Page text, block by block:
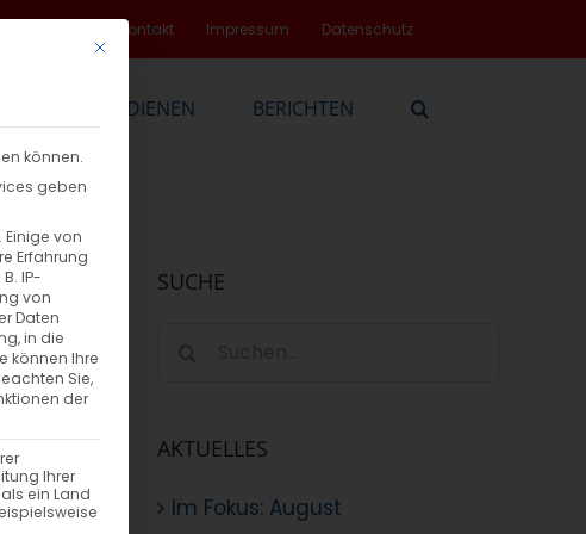
Kontakt Impressum Datenschutz
DIENEN BERICHTEN
Vor
SUCHE
AKTUELLES
Im Fokus: August
Mit diesem Button wird der Dialog geschlossen. Seine
können.
geben
von
Erfahrung
IP-
von
Daten
in die
können Ihre
Sie,
der
Ihrer
als ein Land